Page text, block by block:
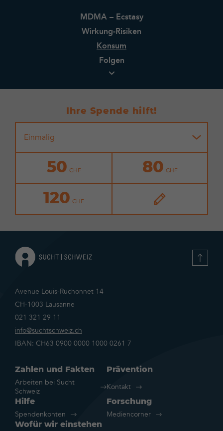
MDMA – Ecstasy
Wirkung-Risiken
Konsum
Folgen
Ihre Spende hilft!
Einmalig
50
80
120
Avenue Louis-Ruchonnet 14
CH-1003 Lausanne
021 321 29 11
info@suchtschweiz.ch
IBAN: CH63 0900 0000 1000 0261 7
Zahlen und Fakten
Arbeiten bei Sucht
Schweiz
Prävention
Kontakt
Hilfe
Spendenkonten
Forschung
Mediencorner
Wofür wir einstehen